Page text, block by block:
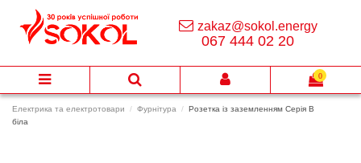
Електрика та електротовари Фурнітура
Розетка із заземленням Серія В
біла
zakaz@sokol.energy
067 444 02 20
0